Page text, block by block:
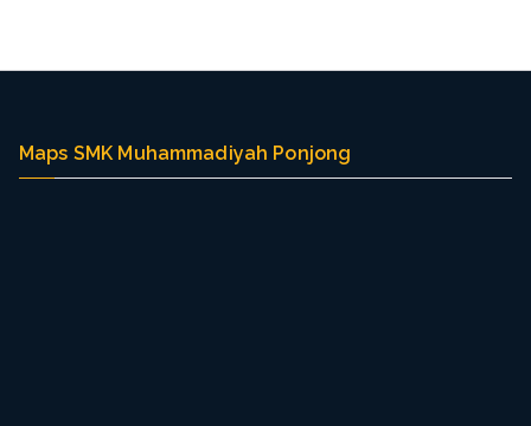
Kabupaten
Gunungkidul
Maps SMK Muhammadiyah Ponjong